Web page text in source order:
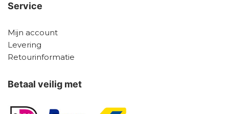
Service
Mijn account
Levering
Retourinformatie
Betaal veilig met